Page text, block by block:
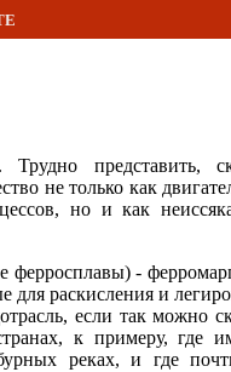
Трудно представить,
не только как
но и как
ферросплавы) -
раскисления и
если так можно
к примеру, где
реках, и где